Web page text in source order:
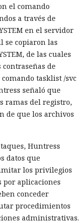
el comando
a través de
en el servidor
se copiaron las
de las cuales
de
tasklist /svc
señaló que
ramas del registro,
de que los archivos
Huntress
datos que
los privilegios
por aplicaciones
conceder
procedimientos
administrativas.
del rastreo en
ubicación real —
la herramienta
disponible para
dirección del
por dos nodos
modo que ninguno